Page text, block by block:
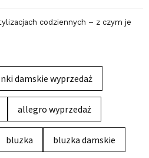
codziennych – z czym je
damskie wyprzedaż
allegro wyprzedaż
bluzka bluzka damskie